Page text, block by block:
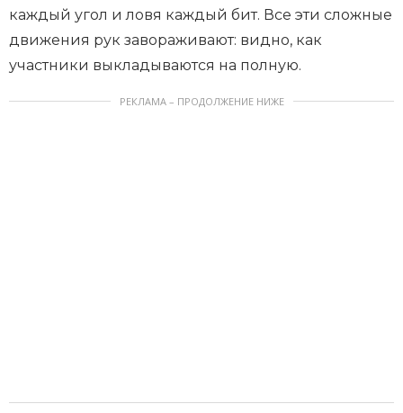
каждый угол и ловя каждый бит. Все эти сложные
движения рук завораживают: видно, как
участники выкладываются на полную.
РЕКЛАМА – ПРОДОЛЖЕНИЕ НИЖЕ